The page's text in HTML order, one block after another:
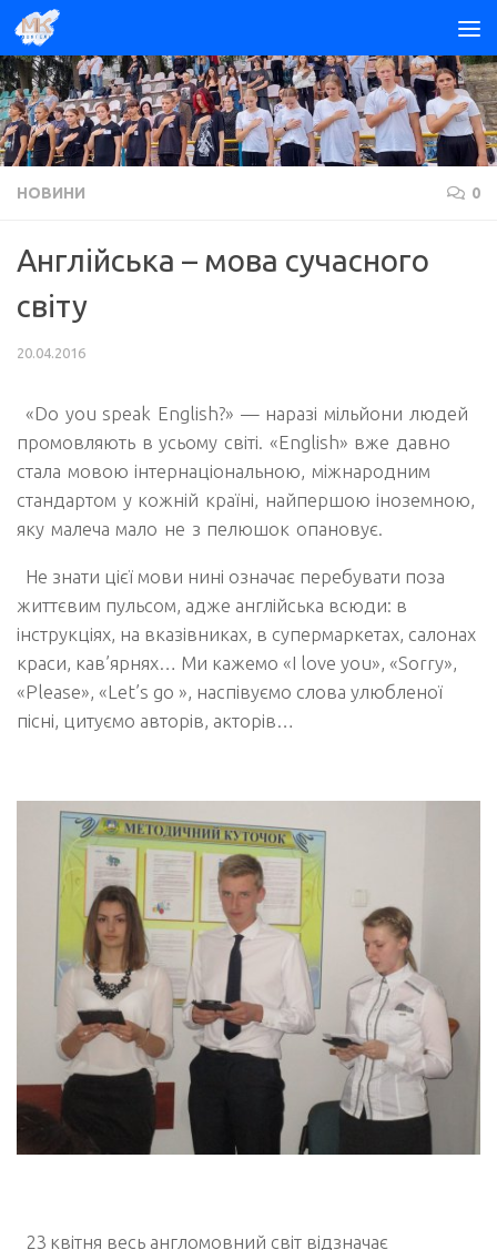
Skip to content
НОВИНИ 0
Англійська – мова сучасного
світу
20.04.2016
«Do you speak English?» — наразі мільйони людей
промовляють в усьому світі. «English» вже давно
стала мовою інтернаціональною, міжнародним
стандартом у кожній країні, найпершою іноземною,
яку малеча мало не з пелюшок опановує.
Не знати цієї мови нині означає перебувати поза
життєвим пульсом, адже англійська всюди: в
інструкціях, на вказівниках, в супермаркетах, салонах
краси, кав’ярнях… Ми кажемо «I love you», «Sorry»,
«Please», «Let’s go », наспівуємо слова улюбленої
пісні, цитуємо авторів, акторів…
23 квітня весь англомовний світ відзначає